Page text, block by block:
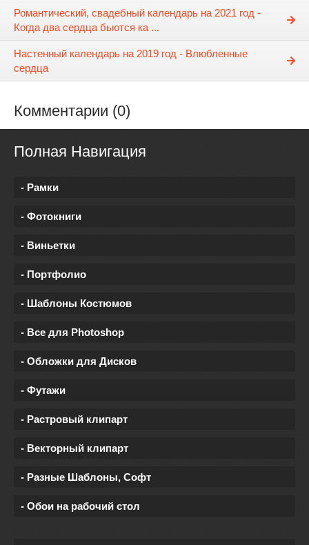
Романтический, свадебный календарь на 2021 год -
Когда два сердца бьются ка ...
Настенный календарь на 2019 год - Влюбленные
сердца
Комментарии (0)
Полная Навигация
- Рамки
- Фотокниги
- Виньетки
- Портфолио
- Шаблоны Костюмов
- Все для Photoshop
- Обложки для Дисков
- Футажи
- Растровый клипарт
- Векторный клипарт
- Разные Шаблоны, Софт
- Обои на рабочий стол